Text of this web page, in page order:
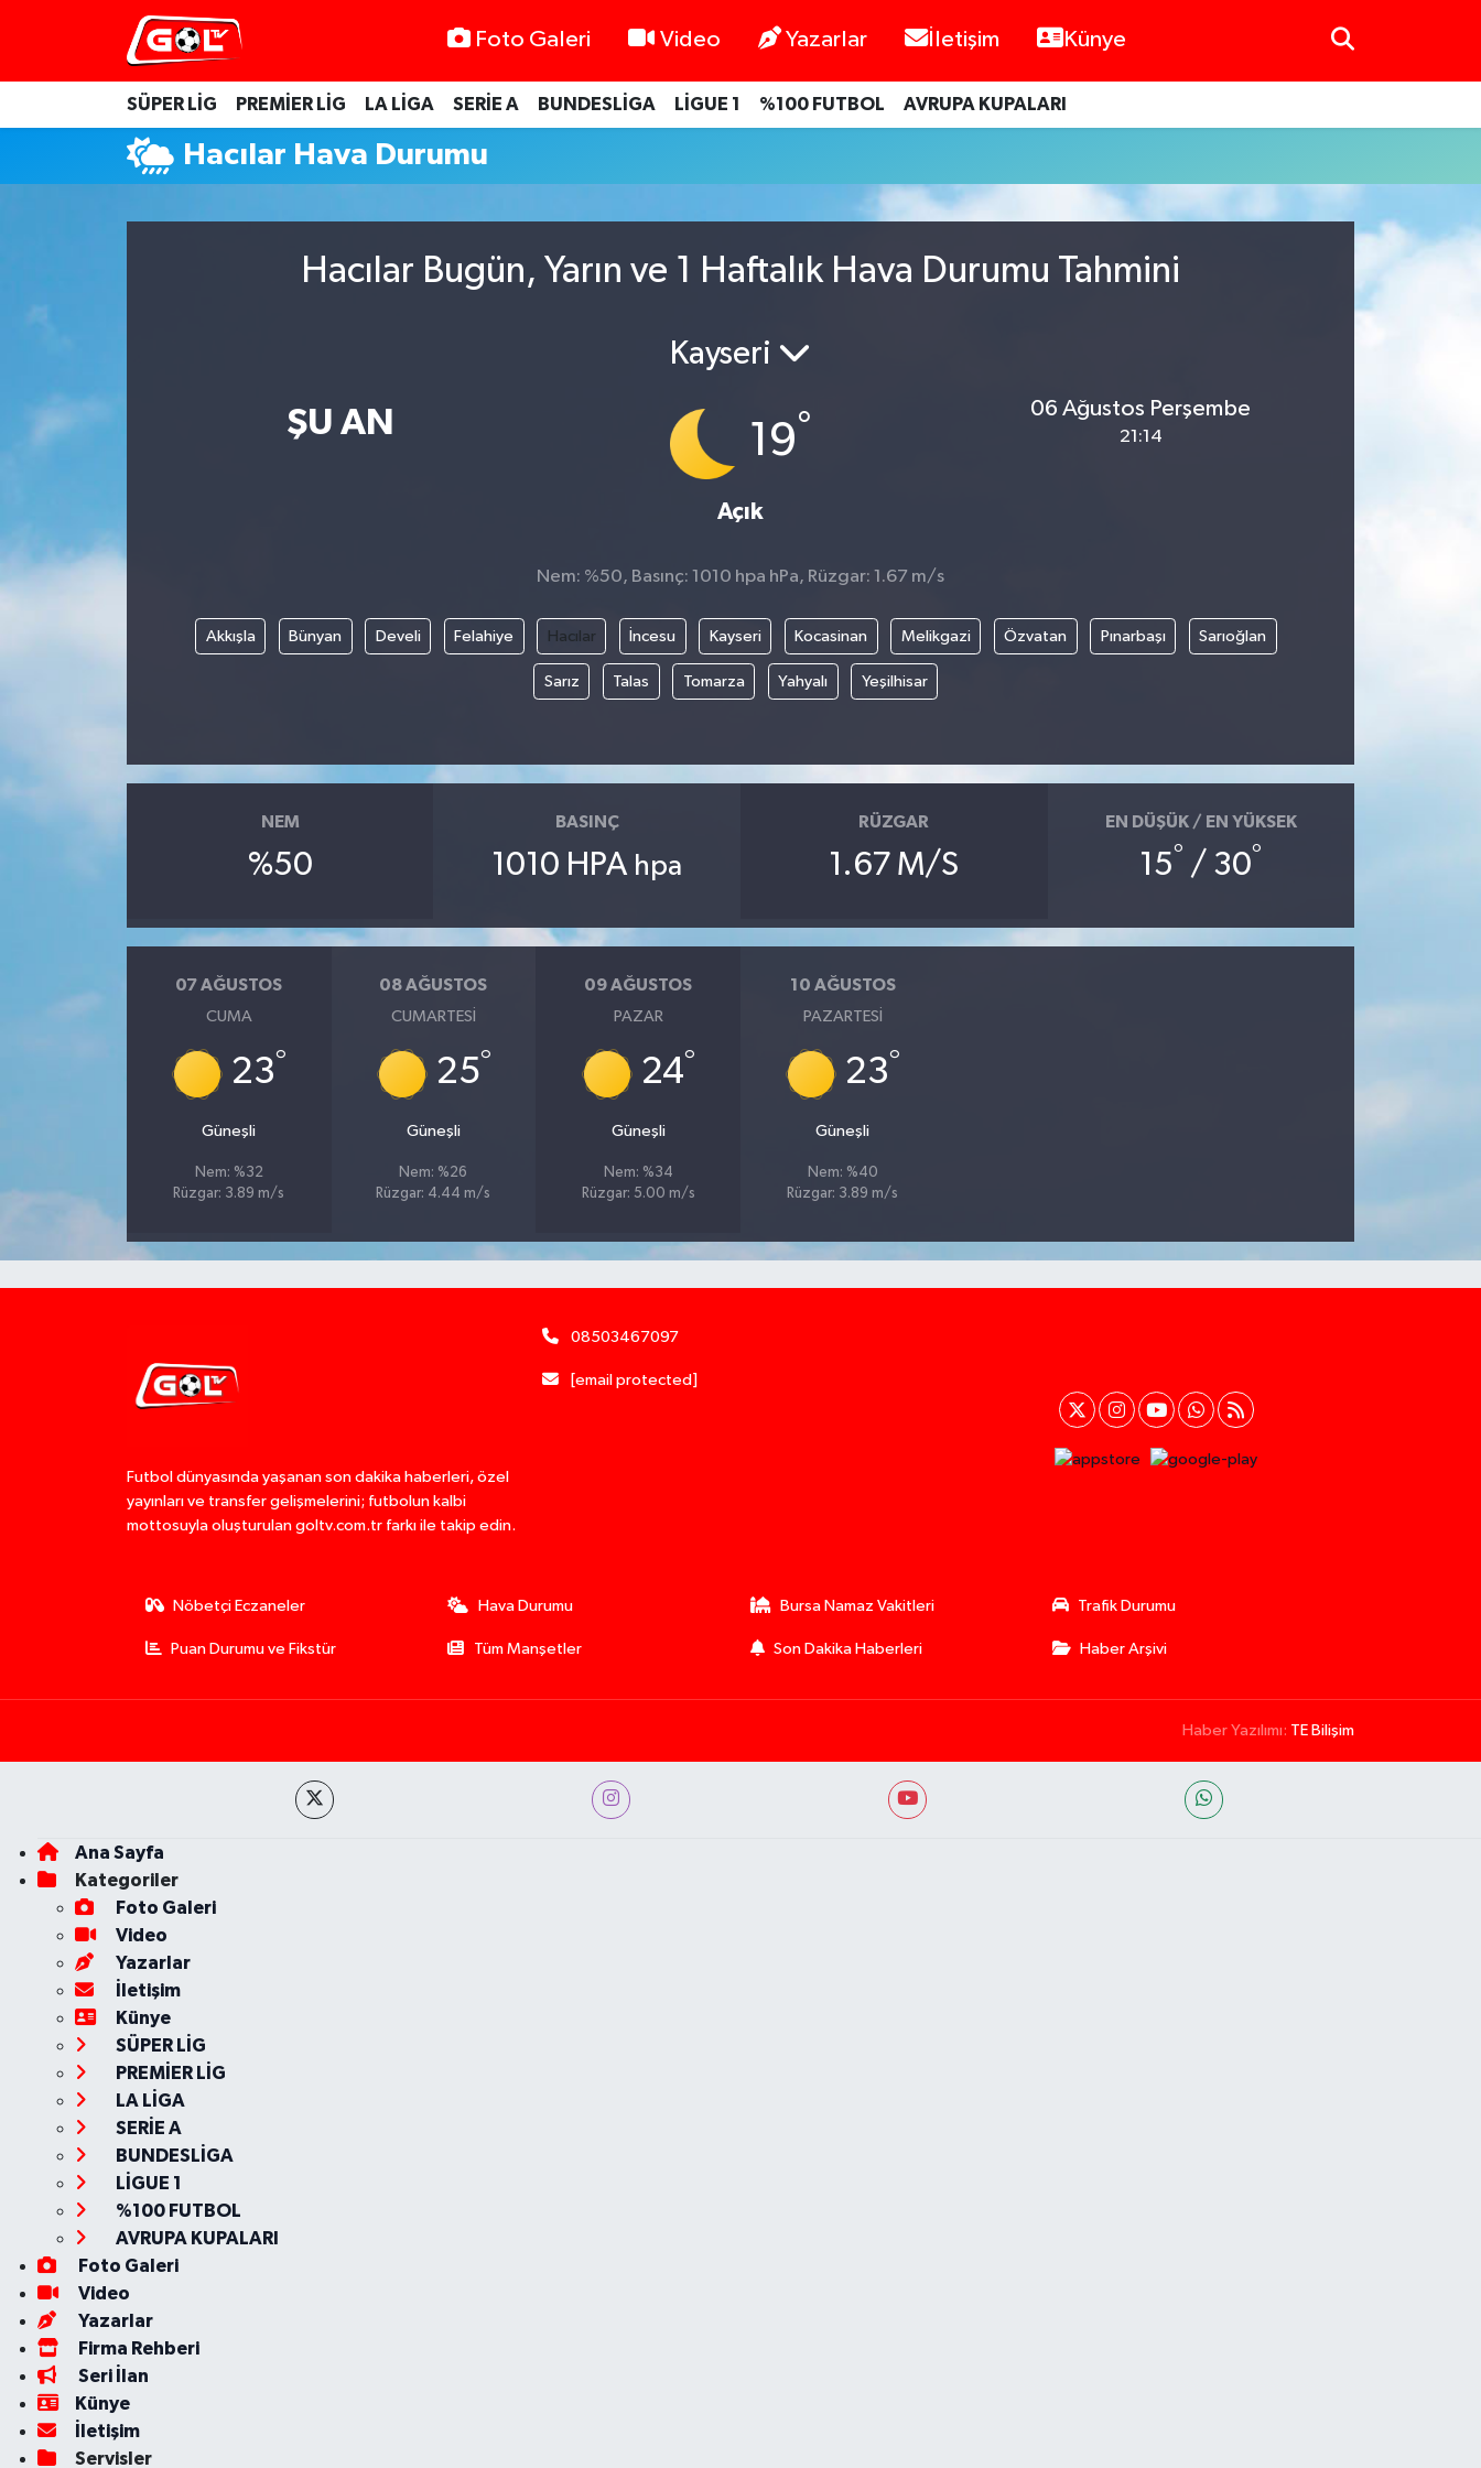
Foto Galeri Video Yazarlar İletişim Künye
SÜPER LİG PREMİER LİG LA LİGA SERİE A BUNDESLİGA LİGUE 1 %100 FUTBOL AVRUPA KUPALARI
Hacılar Hava Durumu
Hacılar Bugün, Yarın ve 1 Haftalık Hava Durumu Tahmini
ŞU AN
Kayseri
19°
Açık
06 Ağustos Perşembe
21:14
Nem: %50, Basınç: 1010 hpa hPa, Rüzgar: 1.67 m/s
Akkışla Bünyan Develi Felahiye Hacılar İncesu Kayseri Kocasinan Melikgazi Özvatan Pınarbaşı Sarıoğlan
Sarız Talas Tomarza Yahyalı Yeşilhisar
NEM
%50
BASINÇ
1010 HPA hpa
RÜZGAR
1.67 M/S
EN DÜŞÜK / EN YÜKSEK
15° / 30°
07 AĞUSTOS
CUMA
23°
Güneşli
Nem: %32
Rüzgar: 3.89 m/s
08 AĞUSTOS
CUMARTESI
25°
Güneşli
Nem: %26
Rüzgar: 4.44 m/s
09 AĞUSTOS
PAZAR
24°
Güneşli
Nem: %34
Rüzgar: 5.00 m/s
10 AĞUSTOS
PAZARTESI
23°
Güneşli
Nem: %40
Rüzgar: 3.89 m/s
Futbol dünyasında yaşanan son dakika haberleri, özel
yayınları ve transfer gelişmelerini; futbolun kalbi
mottosuyla oluşturulan goltv.com.tr farkı ile takip edin.
08503467097
[email protected]
Nöbetçi Eczaneler Hava Durumu Bursa Namaz Vakitleri Trafik Durumu
Puan Durumu ve Fikstür Tüm Manşetler Son Dakika Haberleri Haber Arşivi
Haber Yazılımı: TE Bilişim
Ana Sayfa
Kategoriler
Foto Galeri
Video
Yazarlar
İletişim
Künye
SÜPER LİG
PREMİER LİG
LA LİGA
SERİE A
BUNDESLİGA
LİGUE 1
%100 FUTBOL
AVRUPA KUPALARI
Foto Galeri
Video
Yazarlar
Firma Rehberi
Seri İlan
Künye
İletişim
Servisler